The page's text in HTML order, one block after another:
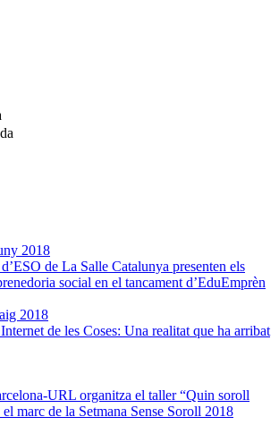
2018
de La Salle Catalunya presenten els
social en el tancament d’EduEmprèn
2018
de les Coses: Una realitat que ha arribat
URL organitza el taller “Quin soroll
marc de la Setmana Sense Soroll 2018